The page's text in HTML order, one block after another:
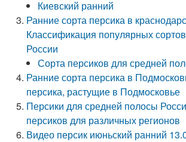
Киевский ранний
Ранние сорта персика в
Классификация популярных
России
Сорта персиков для средней
Ранние сорта персика в
персика, растущие в Подмосковье
Персики для средней полосы
персиков для различных регионов
Видео персик июньский ранний